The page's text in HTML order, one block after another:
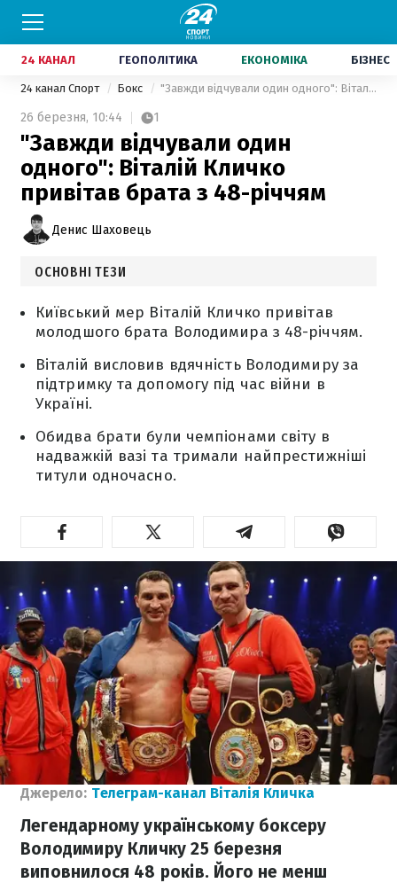
24 КАНАЛ ГЕОПОЛІТИКА ЕКОНОМІКА БІЗНЕС
24 канал Спорт Бокс "Завжди відчували один одного": Віталій Кличко привітав брата з 48-річчям
26 березня, 10:44 1
"Завжди відчували один
одного": Віталій Кличко
привітав брата з 48-річчям
Денис Шаховець
ОСНОВНІ ТЕЗИ
Київський мер Віталій Кличко привітав
молодшого брата Володимира з 48-річчям.
Віталій висловив вдячність Володимиру за
підтримку та допомогу під час війни в
Україні.
Обидва брати були чемпіонами світу в
надважкій вазі та тримали найпрестижніші
титули одночасно.
Джерело: Телеграм-канал Віталія Кличка
Легендарному українському боксеру
Володимиру Кличку 25 березня
виповнилося 48 років. Його не менш